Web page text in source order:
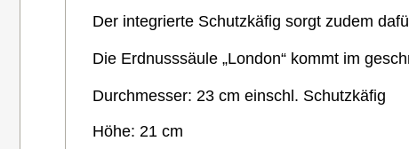
Der integrierte Schutzkäfig sorgt zudem
Die Erdnusssäule „London“ kommt im
Durchmesser: 23 cm einschl. Schutzkäfig
Höhe: 21 cm